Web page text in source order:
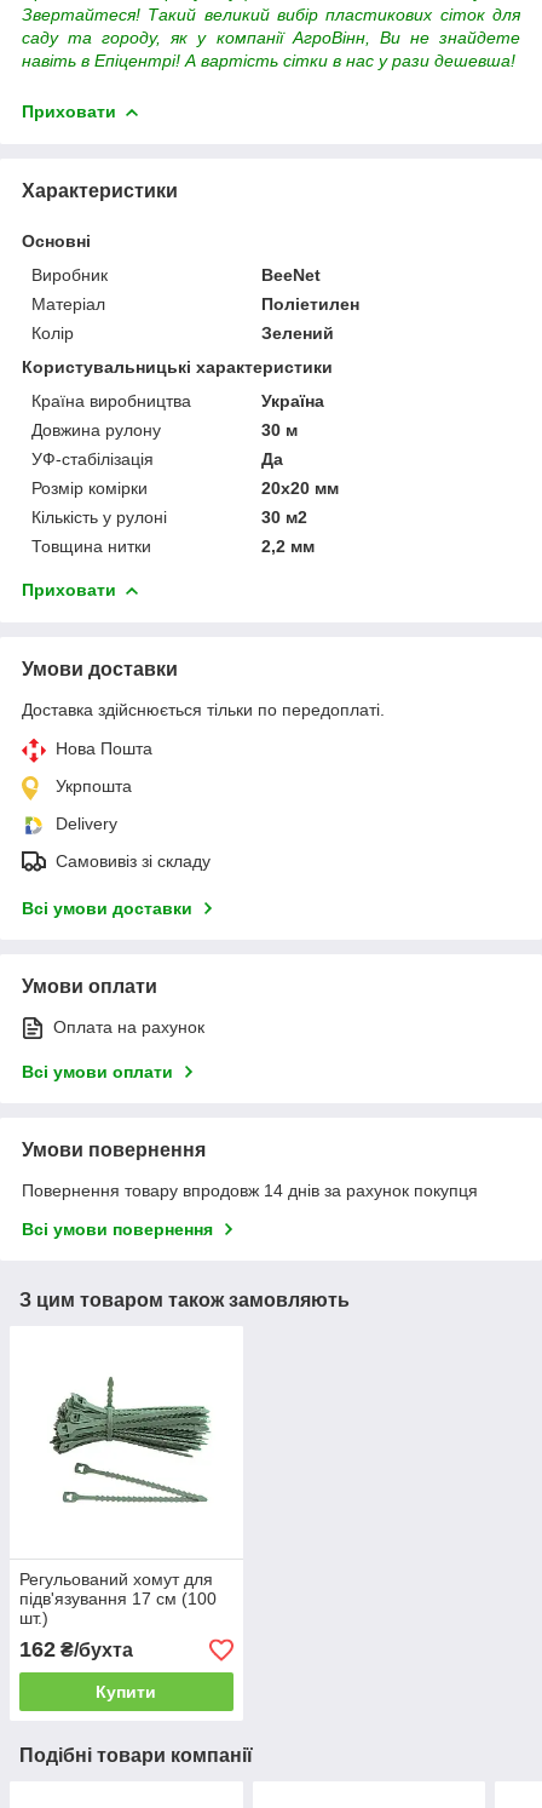
Звертайтеся! Такий великий вибір пластикових сіток для
саду та городу, як у компанії АгроВінн, Ви не знайдете
навіть в Епіцентрі! А вартість сітки в нас у рази дешевша!
Приховати
Характеристики
Основні
Виробник
BeeNet
Матеріал
Поліетилен
Колір
Зелений
Користувальницькі характеристики
Країна виробництва
Україна
Довжина рулону
30 м
УФ-стабілізація
Да
Розмір комірки
20х20 мм
Кількість у рулоні
30 м2
Товщина нитки
2,2 мм
Приховати
Умови доставки
Доставка здійснюється тільки по передоплаті.
Нова Пошта
Укрпошта
Delivery
Самовивіз зі складу
Всі умови доставки
Умови оплати
Оплата на рахунок
Всі умови оплати
Умови повернення
Повернення товару впродовж 14 днів за рахунок покупця
Всі умови повернення
З цим товаром також замовляють
Регульований хомут для
підв'язування 17 см (100
шт.)
162 ₴/бухта
Купити
Подібні товари компанії